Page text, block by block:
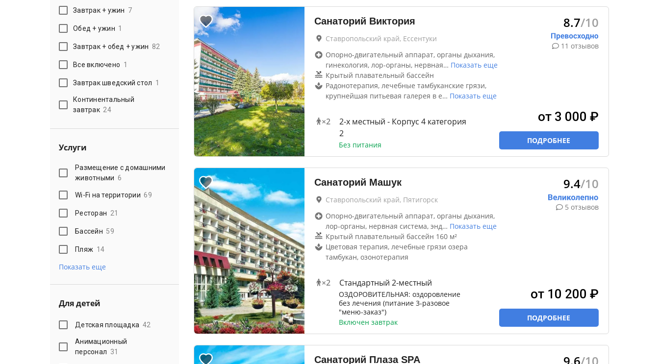
Завтрак + ужин 7
Обед + ужин 1
Завтрак + обед + ужин 82
Все включено 1
Завтрак шведский стол 1
Континентальный
завтрак 24
Услуги
Размещение с домашними
животными 6
Wi-Fi на территории 69
Ресторан 21
Бассейн 59
Пляж 14
Показать еще
Для детей
Детская площадка 42
Анимационный
персонал 31
Санаторий Виктория
Ставропольский край, Ессентуки
Опорно-двигательный аппарат, органы дыхания,
гинекология, лор-органы, нервная… Показать еще
Крытый плавательный бассейн
Радонотерапия, лечебные тамбуканские грязи,
крупнейшая питьевая галерея в е… Показать еще
×2
2-x местный - Корпус 4 категория
2
Без питания
8.7/10
11 отзывов
от 3 000 ₽
ПОДРОБНЕЕ
Санаторий Машук
Ставропольский край, Пятигорск
Опорно-двигательный аппарат, органы дыхания,
лор-органы, нервная система, энд… Показать еще
Крытый плавательный бассейн 160 м²
Цветовая терапия, лечебные грязи озера
тамбукан, озонотерапия
×2 Стандартный 2-местный
ОЗДОРОВИТЕЛЬНАЯ: оздоровление
без лечения (питание 3-разовое
"меню-заказ")
Включен завтрак
9.4/10
5 отзывов
от 10 200 ₽
ПОДРОБНЕЕ
Санаторий Плаза SPA